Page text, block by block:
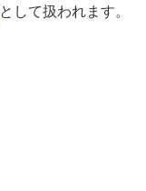
として扱われます。